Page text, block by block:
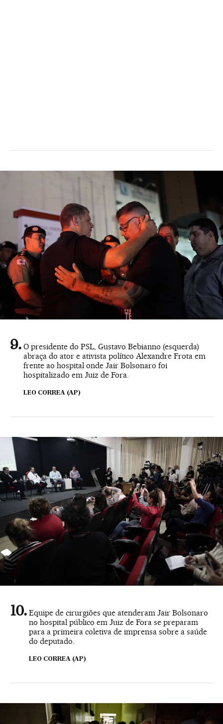
O presidente do PSL, Gustavo Bebianno (esquerda)
abraça do ator e ativista político Alexandre Frota em
frente ao hospital onde Jair Bolsonaro foi
hospitalizado em Juiz de Fora.
LEO CORREA (AP)
Equipe de cirurgiões que atenderam Jair Bolsonaro
no hospital público em Juiz de Fora se preparam
para a primeira coletiva de imprensa sobre a saúde
do deputado.
LEO CORREA (AP)